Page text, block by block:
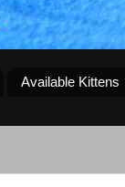
Available Kittens